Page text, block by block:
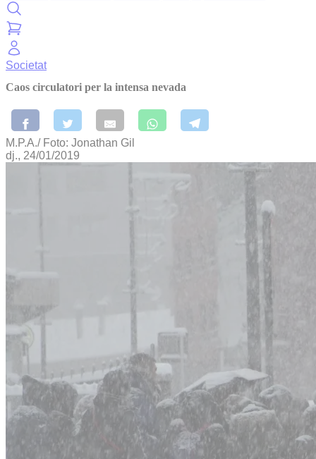
Societat
Caos circulatori per la intensa nevada
M.P.A./ Foto: Jonathan Gil
dj., 24/01/2019